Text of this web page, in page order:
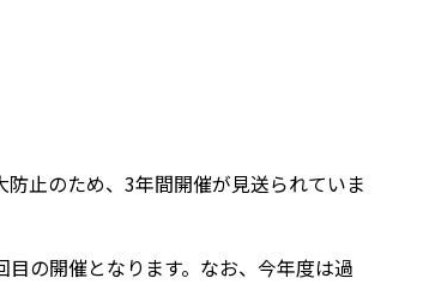
止のため、3年間開催が見送られていま
の開催となります。なお、今年度は過